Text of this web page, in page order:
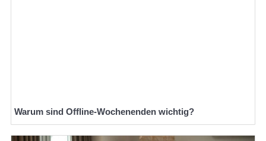
Warum sind Offline-Wochenenden wichtig?